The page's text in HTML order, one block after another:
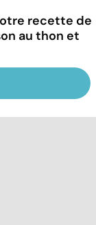
recette de
au thon et